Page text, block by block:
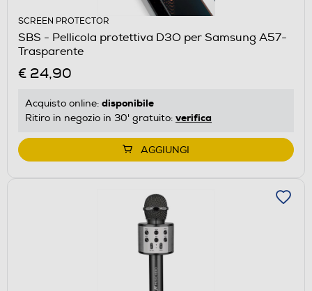
SCREEN PROTECTOR
SBS - Pellicola protettiva D3O per Samsung A57-
Trasparente
€ 24,90
Acquisto online: disponibile
Ritiro in negozio in 30' gratuito: verifica
AGGIUNGI